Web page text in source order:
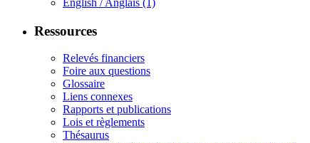
Ressources
Relevés financiers
Foire aux questions
Glossaire
Liens connexes
Rapports et publications
Lois et règlements
Thésaurus